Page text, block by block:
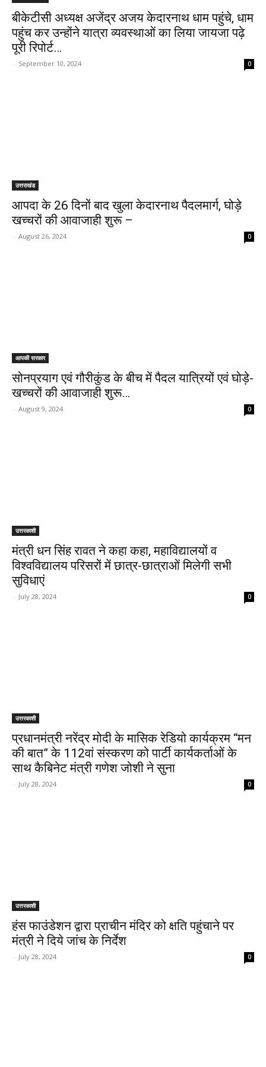
बीकेटीसी अध्यक्ष अजेंद्र अजय केदारनाथ धाम पहुंचे, धाम
पहुंच कर उन्होंने यात्रा व्यवस्थाओं का लिया जायजा पढ़े
पूरी रिपोर्ट…
- September 10, 2024 0
उत्तराखंड
आपदा के 26 दिनों बाद खुला केदारनाथ पैदलमार्ग, घोड़े
खच्चरों की आवाजाही शुरू –
- August 26, 2024 0
आपकी सरकार
सोनप्रयाग एवं गौरीकुंड के बीच में पैदल यात्रियों एवं घोड़े-
खच्चरों की आवाजाही शुरू…
- August 9, 2024 0
उत्तरकाशी
मंत्री धन सिंह रावत ने कहा कहा, महाविद्यालयों व
विश्वविद्यालय परिसरों में छात्र-छात्राओं मिलेगी सभी
सुविधाएं
- July 28, 2024 0
उत्तरकाशी
प्रधानमंत्री नरेंद्र मोदी के मासिक रेडियो कार्यक्रम “मन
की बात” के 112वां संस्करण को पार्टी कार्यकर्ताओं के
साथ कैबिनेट मंत्री गणेश जोशी ने सुना
- July 28, 2024 0
उत्तरकाशी
हंस फाउंडेशन द्वारा प्राचीन मंदिर को क्षति पहुंचाने पर
मंत्री ने दिये जांच के निर्देश
- July 28, 2024 0